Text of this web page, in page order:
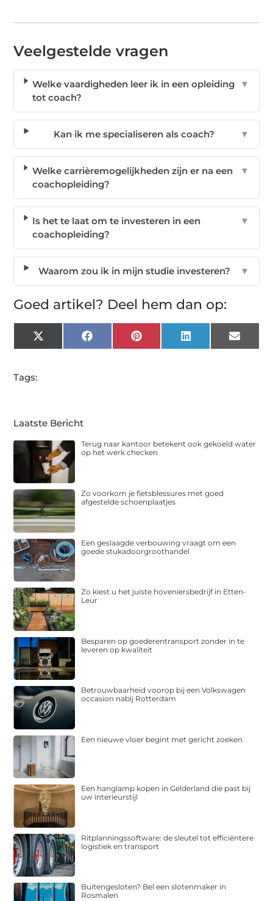
Veelgestelde vragen
Welke vaardigheden leer ik in een opleiding
tot coach?
▼
Kan ik me specialiseren als coach? ▼
Welke carrièremogelijkheden zijn er na een
coachopleiding?
▼
Is het te laat om te investeren in een
coachopleiding?
▼
Waarom zou ik in mijn studie investeren? ▼
Goed artikel? Deel hem dan op:
X
(Twitter)
FacebookPinterest LinkedIn Email
Tags:
Laatste Bericht
Terug naar kantoor betekent ook gekoeld water
op het werk checken
Zo voorkom je fietsblessures met goed
afgestelde schoenplaatjes
Een geslaagde verbouwing vraagt om een
goede stukadoorgroothandel
Zo kiest u het juiste hoveniersbedrijf in Etten-
Leur
Besparen op goederentransport zonder in te
leveren op kwaliteit
Betrouwbaarheid voorop bij een Volkswagen
occasion nabij Rotterdam
Een nieuwe vloer begint met gericht zoeken
Een hanglamp kopen in Gelderland die past bij
uw interieurstijl
Ritplanningssoftware: de sleutel tot efficiëntere
logistiek en transport
Buitengesloten? Bel een slotenmaker in
Rosmalen